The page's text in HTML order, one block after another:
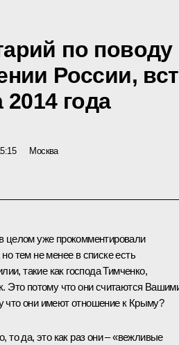
по
России,
2014 года
Москва
целом уже прокомментировали
тем не менее в списке есть
такие как господа Тимченко,
Это потому что они считаются
что они имеют отношение к Крыму?
то да, это как раз они – «вежливые